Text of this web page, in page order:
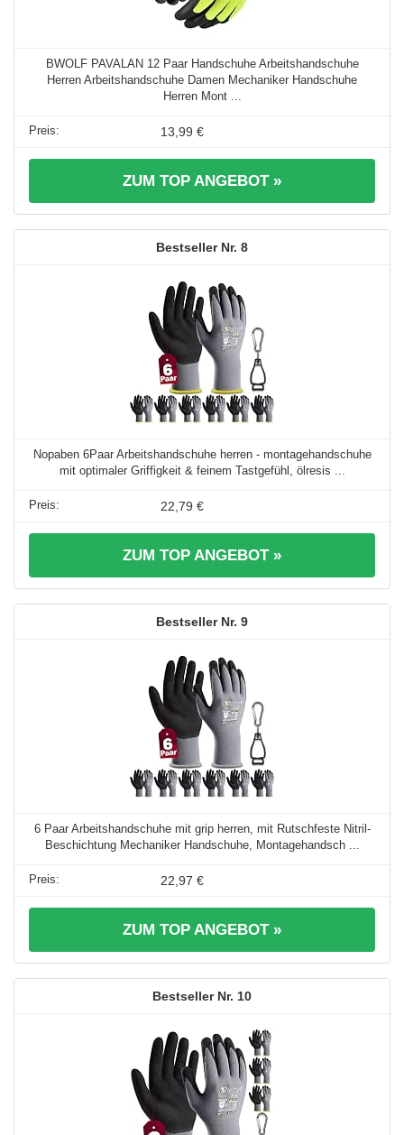
BWOLF PAVALAN 12 Paar Handschuhe Arbeitshandschuhe
Herren Arbeitshandschuhe Damen Mechaniker Handschuhe
Herren Mont ...
13,99 €
ZUM TOP ANGEBOT »
8
Nopaben 6Paar Arbeitshandschuhe herren - montagehandschuhe
mit optimaler Griffigkeit & feinem Tastgefühl, ölresis ...
22,79 €
ZUM TOP ANGEBOT »
9
6 Paar Arbeitshandschuhe mit grip herren, mit Rutschfeste Nitril-
Beschichtung Mechaniker Handschuhe, Montagehandsch ...
22,97 €
ZUM TOP ANGEBOT »
10